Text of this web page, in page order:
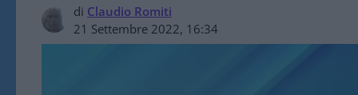
di Claudio Romiti
21 Settembre 2022, 16:34